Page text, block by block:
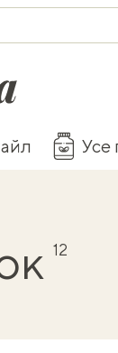
Усе
12